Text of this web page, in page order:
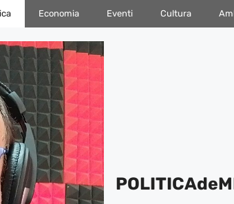
Economia Eventi Cultura